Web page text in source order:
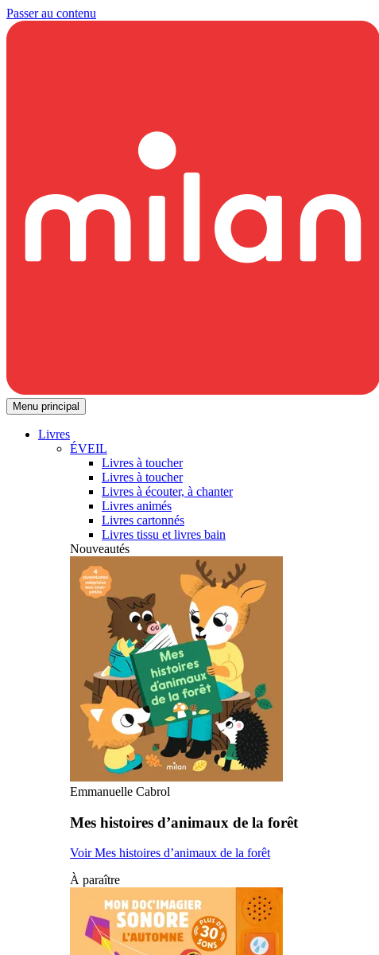
Passer au contenu
Menu principal
Livres
ÉVEIL
Livres à toucher
Livres à toucher
Livres à écouter, à chanter
Livres animés
Livres cartonnés
Livres tissu et livres bain
Nouveautés
Emmanuelle Cabrol
Mes histoires d’animaux de la forêt
Voir Mes histoires d’animaux de la forêt
À paraître